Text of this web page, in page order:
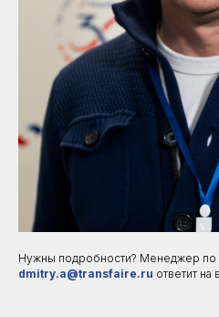
Нужны подробности? Менеджер по
dmitry.a@transfaire.ru ответит